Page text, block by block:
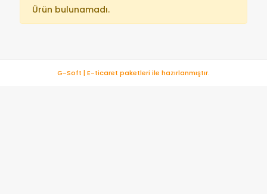
Ürün bulunamadı.
G-Soft | E-ticaret paketleri ile hazırlanmıştır.